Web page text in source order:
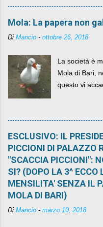
Mola: La papera non
Di Mancio - ottobre 26, 2018
La società è
Mola di Bari,
questo vi
ESCLUSIVO: IL
PICCIONI DI PALAZZO
"SCACCIA PICCIONI":
SI? (DOPO LA 3^ ECCO
MENSILITA' SENZA IL
MOLA DI BARI)
Di Mancio - marzo 10, 2018